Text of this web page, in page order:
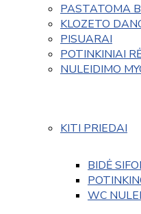
PASTATOMA
KLOZETO
PISUARAI
POTINKINIAI
NULEIDIMO
KITI PRIEDAI
BIDĖ
WC